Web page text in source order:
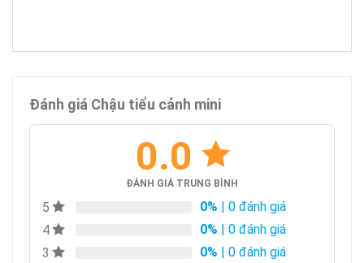
Đánh giá Chậu tiểu cảnh mini
0.0
ĐÁNH GIÁ TRUNG BÌNH
5 0% | 0 đánh giá
4
0% | 0 đánh giá
3
0% | 0 đánh giá